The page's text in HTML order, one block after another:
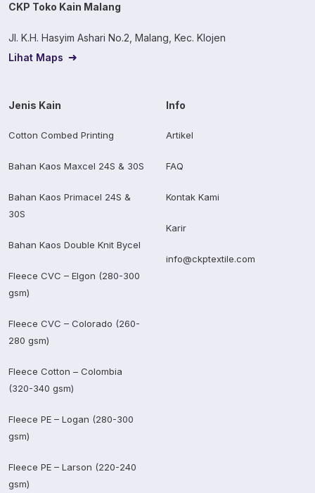
CKP Toko Kain Malang
Jl. K.H. Hasyim Ashari No.2, Malang, Kec. Klojen
Lihat Maps
Jenis Kain
Cotton Combed Printing
Bahan Kaos Maxcel 24S & 30S
Bahan Kaos Primacel 24S &
30S
Bahan Kaos Double Knit Bycel
Fleece CVC – Elgon (280-300
gsm)
Fleece CVC – Colorado (260-
280 gsm)
Fleece Cotton – Colombia
(320-340 gsm)
Fleece PE – Logan (280-300
gsm)
Fleece PE – Larson (220-240
gsm)
Info
Artikel
FAQ
Kontak Kami
Karir
info@ckptextile.com